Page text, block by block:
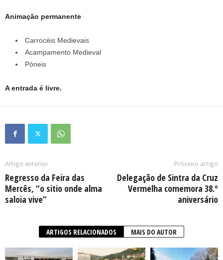
Animação permanente
Carrocéis Medievais
Acampamento Medieval
Póneis
A entrada é livre.
Artigo anterior
Regresso da Feira das
Mercês, “o sitio onde alma
saloia vive”
Próximo artigo
Delegação de Sintra da Cruz
Vermelha comemora 38.º
aniversário
ARTIGOS RELACIONADOS MAIS DO AUTOR